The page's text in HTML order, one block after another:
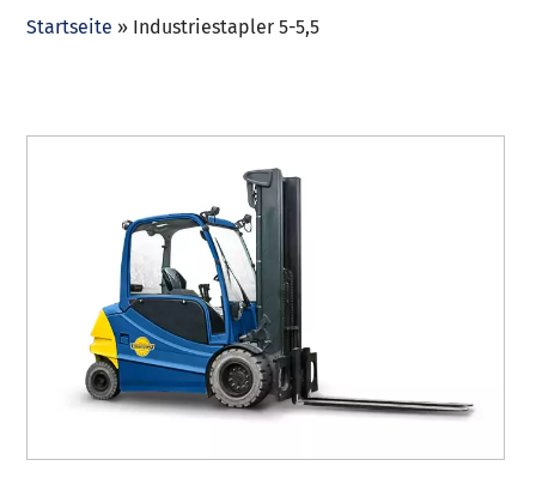
Startseite » Industriestapler 5-5,5